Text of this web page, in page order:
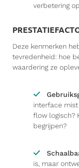
verbetering
Deze kenmerken
tevredenheid: hoe
waardering ze
interface
flow logisch?
begrijpen?
is, maar